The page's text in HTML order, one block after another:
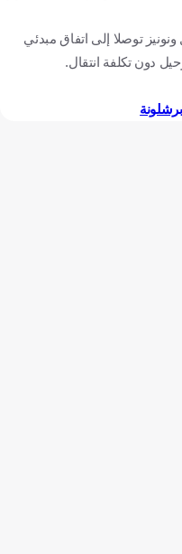
توصلا إلى اتفاق مبدئي
دون تكلفة انتقال.